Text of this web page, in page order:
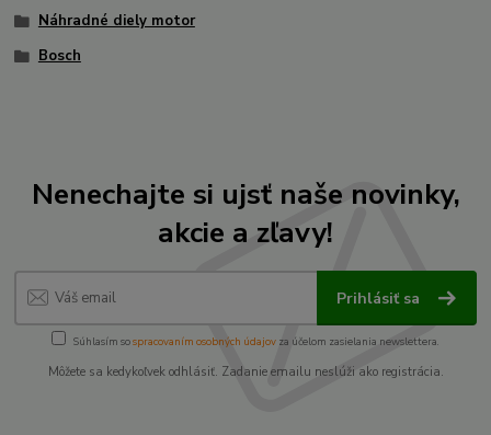
Náhradné diely motor
Bosch
Nenechajte si ujsť naše novinky,
akcie a zľavy!
Prihlásiť sa
Súhlasím sospracovaním osobných údajov za účelom zasielania newslettera.
Môžete sa kedykoľvek odhlásiť. Zadanie emailu neslúži ako registrácia.